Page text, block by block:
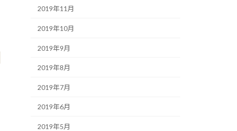
2019年11月
2019年10月
2019年9月
2019年8月
2019年7月
2019年6月
2019年5月